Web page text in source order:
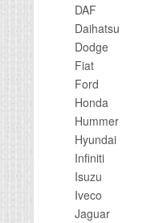
DAF
Daihatsu
Dodge
Fiat
Ford
Honda
Hummer
Hyundai
Infiniti
Isuzu
Iveco
Jaguar